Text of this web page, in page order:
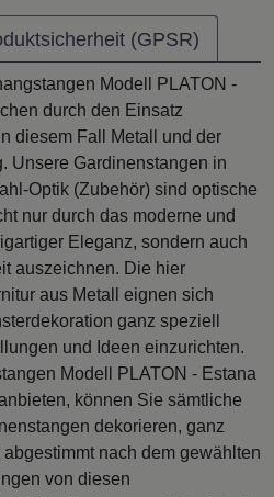
(GPSR)
Modell PLATON -
durch den Einsatz
diesem Fall Metall und der
Unsere Gardinenstangen in
Optik (Zubehör) sind optische
nur durch das moderne und
Eleganz, sondern auch
auszeichnen. Die hier
aus Metall eignen sich
ganz speziell
und Ideen einzurichten.
Modell PLATON - Estana
können Sie sämtliche
dekorieren, ganz
nach dem gewählten
von diesen